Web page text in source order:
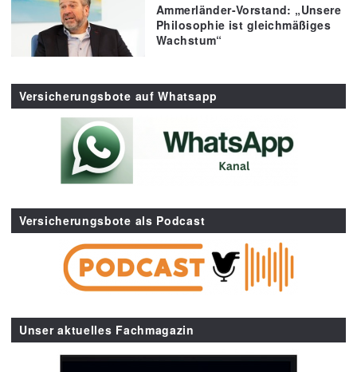
Ammerländer-Vorstand: „Unsere
Philosophie ist gleichmäßiges
Wachstum“
Versicherungsbote auf Whatsapp
Versicherungsbote als Podcast
Unser aktuelles Fachmagazin